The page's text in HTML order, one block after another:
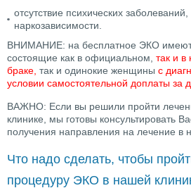
отсутствие психических
наркозависимости.
ВНИМАНИЕ: на бесплатное ЭКО имеют
состоящие как в официальном, так и в
браке, так и одинокие женщины с
условии самостоятельной доплаты за
ВАЖНО: Если вы решили пройти
клинике, мы готовы консультировать
получения направления на лечение в
Что надо сделать, чтобы
процедуру ЭКО в нашей